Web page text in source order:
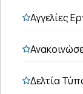
Αγγελίες
Δελτία